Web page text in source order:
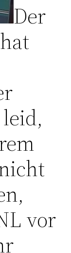
Der
vor